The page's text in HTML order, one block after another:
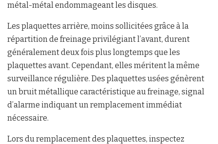
métal-métal endommageant les disques.
Les plaquettes arrière, moins sollicitées grâce à la
répartition de freinage privilégiant l’avant, durent
généralement deux fois plus longtemps que les
plaquettes avant. Cependant, elles méritent la même
surveillance régulière. Des plaquettes usées génèrent
un bruit métallique caractéristique au freinage, signal
d’alarme indiquant un remplacement immédiat
nécessaire.
Lors du remplacement des plaquettes, inspectez